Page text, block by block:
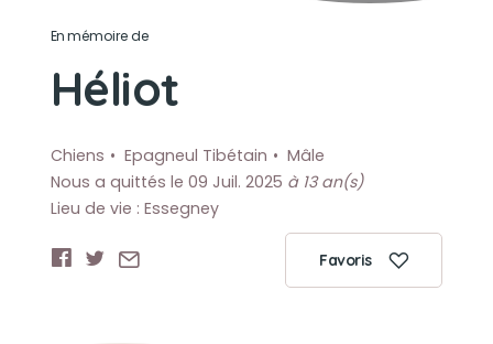
En mémoire de
Héliot
Chiens Epagneul Tibétain
Mâle
Nous a quittés le 09 Juil. 2025 à 13 an(s)
Lieu de vie : Essegney
Favoris